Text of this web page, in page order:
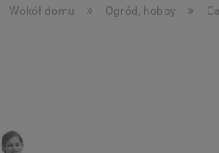
Wokół domu » Ogród, hobby »